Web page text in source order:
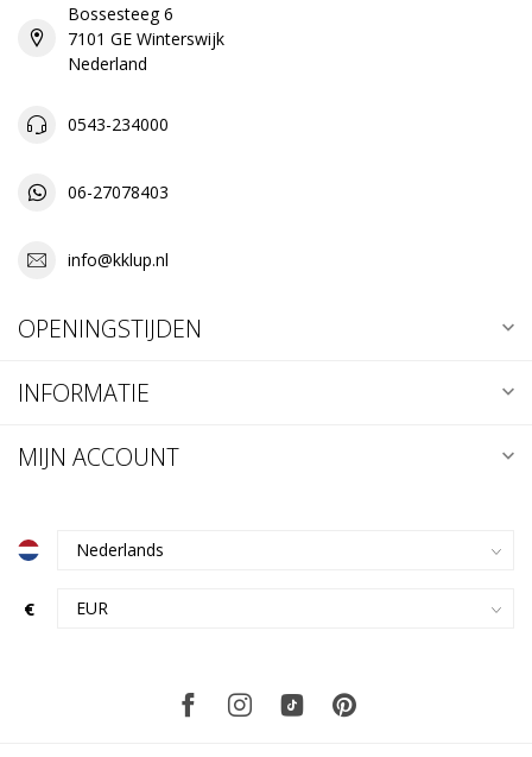
Bossesteeg 6
7101 GE Winterswijk
Nederland
0543-234000
06-27078403
info@kklup.nl
OPENINGSTIJDEN
INFORMATIE
MIJN ACCOUNT
€